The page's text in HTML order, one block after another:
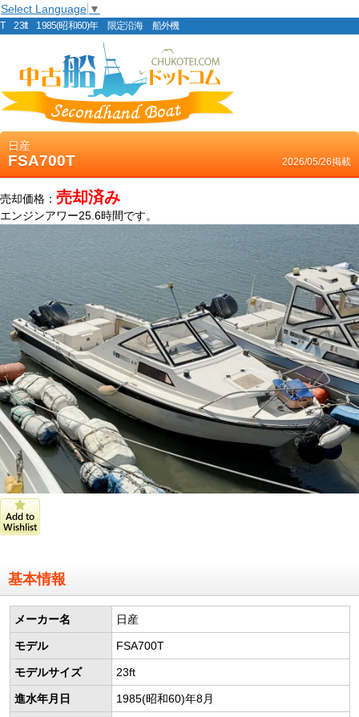
Select Language ▼
T 23ft 1985(昭和60)年 限定沿海 船外機
日産
FSA700T 2026/05/26掲載
売却価格： 売却済み
エンジンアワー25.6時間です。
基本情報
メーカー名 日産
モデル FSA700T
モデルサイズ 23ft
進水年月日 1985(昭和60)年8月